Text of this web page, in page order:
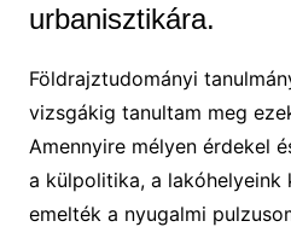
urbanisztikára.
Földrajztudományi
vizsgákig tanultam meg
Amennyire mélyen érdekel
a külpolitika, a lakóhelyeink
emelték a nyugalmi